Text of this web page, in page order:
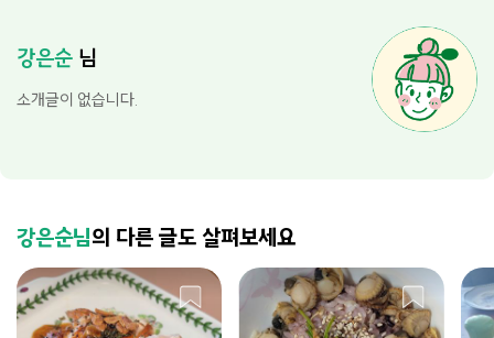
강은순 님
소개글이 없습니다.
강은순님의 다른 글도 살펴보세요